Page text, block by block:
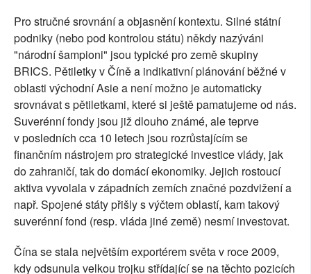
Pro stručné srovnání a objasnění kontextu. Silné státní
podniky (nebo pod kontrolou státu) někdy nazýváni
"národní šampioni" jsou typické pro země skupiny
BRICS. Pětiletky v Číně a indikativní plánování běžné v
oblasti východní Asie a není možno je automaticky
srovnávat s pětiletkami, které si ještě pamatujeme od nás.
Suverénní fondy jsou již dlouho známé, ale teprve
v posledních cca 10 letech jsou rozrůstajícím se
finančním nástrojem pro strategické investice vlády, jak
do zahraničí, tak do domácí ekonomiky. Jejich rostoucí
aktiva vyvolala v západních zemích značné pozdvižení a
např. Spojené státy přišly s výčtem oblastí, kam takový
suverénní fond (resp. vláda jiné země) nesmí investovat.
Čína se stala největším exportérem světa v roce 2009,
kdy odsunula velkou trojku střídající se na těchto pozicích